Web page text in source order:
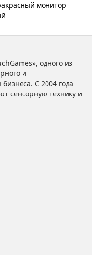
монитор
одного из
и
С 2004 года
сенсорную технику и